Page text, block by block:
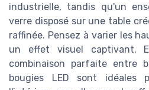
industrielle, tandis qu'un
verre disposé sur une table
raffinée. Pensez à varier les
un effet visuel captivant.
combinaison parfaite entre
bougies LED sont idéales